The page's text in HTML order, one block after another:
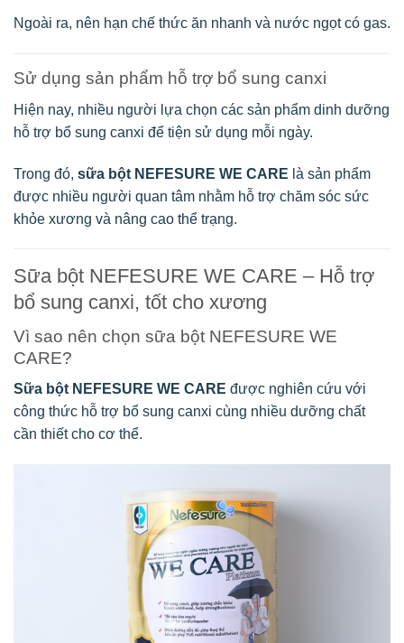
Ngoài ra, nên hạn chế thức ăn nhanh và nước ngọt có gas.
Sử dụng sản phẩm hỗ trợ bổ sung canxi
Hiện nay, nhiều người lựa chọn các sản phẩm dinh dưỡng
hỗ trợ bổ sung canxi để tiện sử dụng mỗi ngày.
Trong đó, sữa bột NEFESURE WE CARE là sản phẩm
được nhiều người quan tâm nhằm hỗ trợ chăm sóc sức
khỏe xương và nâng cao thể trạng.
Sữa bột NEFESURE WE CARE – Hỗ trợ
bổ sung canxi, tốt cho xương
Vì sao nên chọn sữa bột NEFESURE WE
CARE?
Sữa bột NEFESURE WE CARE được nghiên cứu với
công thức hỗ trợ bổ sung canxi cùng nhiều dưỡng chất
cần thiết cho cơ thể.